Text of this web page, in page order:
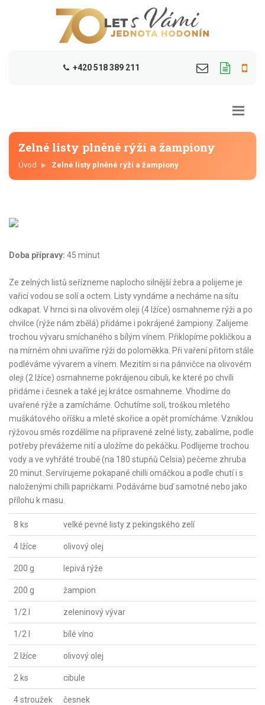
+420 518 389 211
Zelné listy plněné rýží a žampiony
Úvod Zelné listy plněné rýží a žampiony
Doba přípravy: 45 minut
Ze zelných listů seřízneme naplocho silnější žebra a polijeme je
vařicí vodou se solí a octem. Listy vyndáme a necháme na sítu
odkapat. V hrnci si na olivovém oleji (4 lžíce) osmahneme rýži a po
chvilce (rýže nám zbělá) přidáme i pokrájené žampiony. Zalijeme
trochou vývaru smíchaného s bílým vínem. Přiklopíme pokličkou a
na mírném ohni uvaříme rýži do poloměkka. Při vaření přitom stále
podléváme vývarem a vínem. Mezitím si na pánvičce na olivovém
oleji (2 lžíce) osmahneme pokrájenou cibuli, ke které po chvíli
přidáme i česnek a také jej krátce osmahneme. Vhodíme do
uvařené rýže a zamícháme. Ochutíme solí, troškou mletého
muškátového oříšku a mleté skořice a opět promícháme. Vzniklou
rýžovou směs rozdělíme na připravené zelné listy, zabalíme, podle
potřeby převážeme nití a uložíme do pekáčku. Podlijeme trochou
vody a ve vyhřáté troubě (na 180 stupňů Celsia) pečeme zhruba
20 minut. Servírujeme pokapané chilli omáčkou a podle chutí i s
naloženými chilli papričkami. Podáváme buď samotné nebo jako
přílohu k masu.
8 ks velké pevné listy z pekingského zelí
4 lžíce olivový olej
200 g lepivá rýže
200 g žampion
1/2 l zeleninový vývar
1/2 l bílé víno
2 lžíce olivový olej
2 ks cibule
4 stroužek česnek